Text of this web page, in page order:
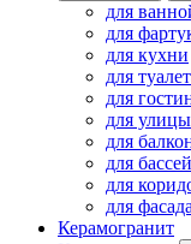
для
для
для кухни
для
для
для улицы
для
для
для
для фасада
Керамогранит